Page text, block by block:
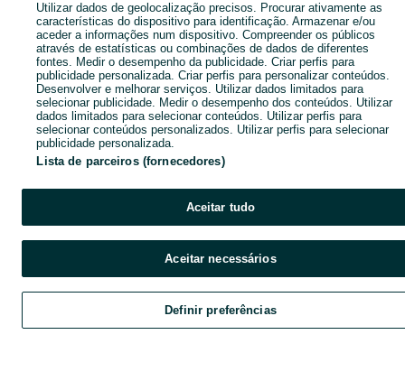
Explorar Favoritos Vender Chat
Utilizar dados de geolocalização precisos. Procurar ativamente as
características do dispositivo para identificação. Armazenar e/ou
aceder a informações num dispositivo. Compreender os públicos
através de estatísticas ou combinações de dados de diferentes
fontes. Medir o desempenho da publicidade. Criar perfis para
publicidade personalizada. Criar perfis para personalizar conteúdos.
Desenvolver e melhorar serviços. Utilizar dados limitados para
selecionar publicidade. Medir o desempenho dos conteúdos. Utilizar
dados limitados para selecionar conteúdos. Utilizar perfis para
selecionar conteúdos personalizados. Utilizar perfis para selecionar
publicidade personalizada.
Lista de parceiros (fornecedores)
Aceitar tudo
Aceitar necessários
Definir preferências